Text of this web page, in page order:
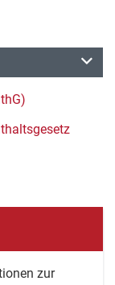
zur